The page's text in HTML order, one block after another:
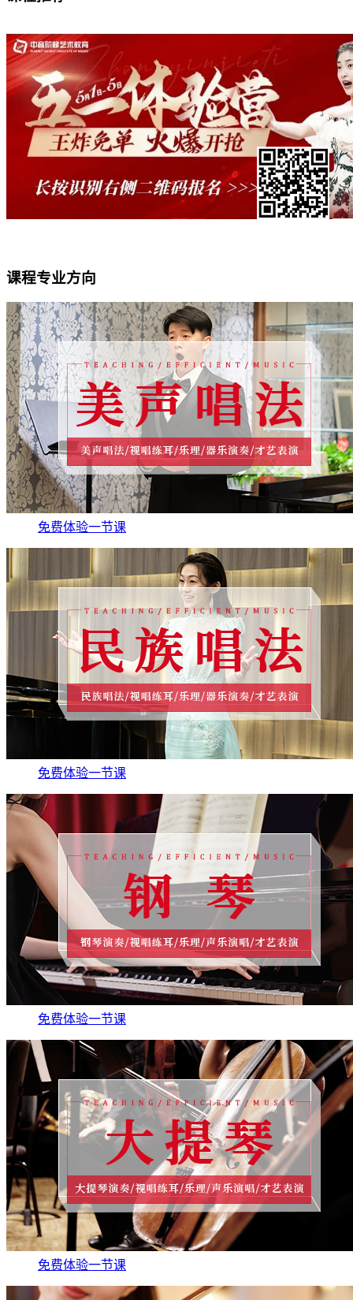
课程专业方向
免费体验一节课
免费体验一节课
免费体验一节课
免费体验一节课